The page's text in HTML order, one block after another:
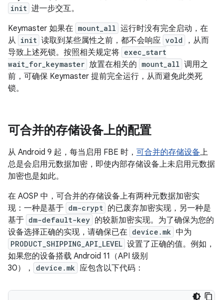
init 进一步交互。
Keymaster 如果在 mount_all 运行时没有完全启动，在
从 init 读取到某些属性之前，都不会响应 vold
，从而
导致上述死锁。按照相关规定将 exec_start
wait_for_keymaster 放置在相关的 mount_all 调用之
前，可确保 Keymaster 提前完全运行，从而避免此类死
锁。
可合并的存储设备上的配置
从 Android 9 起，每当启用 FBE 时， 可合并的存储设备上
总是会启用元数据加密，即使内部存储设备上未启用元数据
加密也是如此。
在 AOSP 中，可合并的存储设备上有两种元数据加密实
现：一种是基于 dm-crypt 的已废弃加密实现，另一种是
基于 dm-default-key 的较新加密实现。为了确保为您的
设备选择正确的实现，请确保已在 device.mk 中为
PRODUCT_SHIPPING_API_LEVEL 设置了正确的值。例如，
如果您的设备搭载 Android 11（API 级别
30），
device.mk 应包含以下代码：